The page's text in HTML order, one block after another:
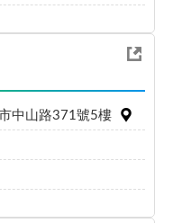
中山路371號5樓